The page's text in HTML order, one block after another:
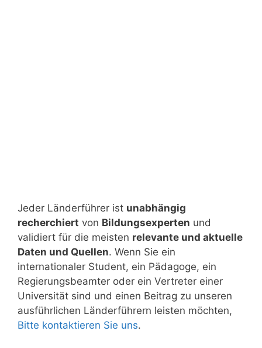
Jeder Länderführer ist unabhängig
recherchiert von Bildungsexperten und
validiert für die meisten relevante und aktuelle
Daten und Quellen. Wenn Sie ein
internationaler Student, ein Pädagoge, ein
Regierungsbeamter oder ein Vertreter einer
Universität sind und einen Beitrag zu unseren
ausführlichen Länderführern leisten möchten,
Bitte kontaktieren Sie uns.